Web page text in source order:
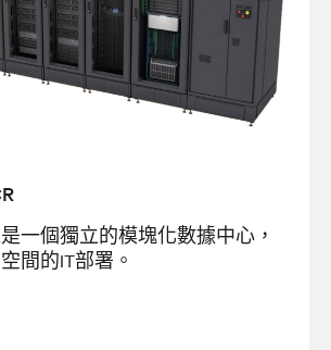
是一個獨立的模塊化數據中心，
間的IT部署。